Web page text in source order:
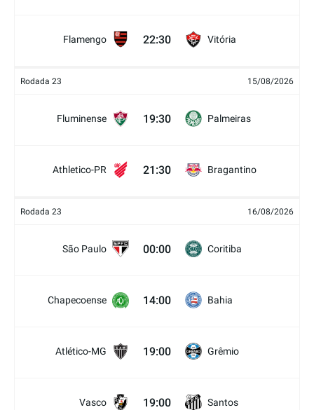
Flamengo 22:30 Vitória
Rodada 23 15/08/2026
Fluminense 19:30 Palmeiras
Athletico-PR 21:30 Bragantino
Rodada 23 16/08/2026
São Paulo 00:00 Coritiba
Chapecoense 14:00 Bahia
Atlético-MG 19:00 Grêmio
Vasco 19:00 Santos